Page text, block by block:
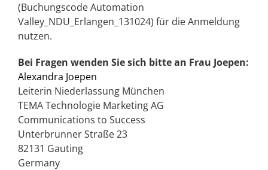
(Buchungscode Automation
Valley_NDU_Erlangen_131024) für die Anmeldung
nutzen.
Bei Fragen wenden Sie sich bitte an Frau Joepen:
Alexandra Joepen
Leiterin Niederlassung München
TEMA Technologie Marketing AG
Communications to Success
Unterbrunner Straße 23
82131 Gauting
Germany